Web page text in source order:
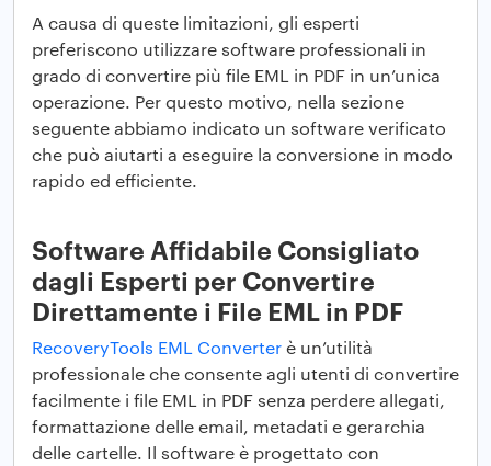
A causa di queste limitazioni, gli esperti
preferiscono utilizzare software professionali in
grado di convertire più file EML in PDF in un’unica
operazione. Per questo motivo, nella sezione
seguente abbiamo indicato un software verificato
che può aiutarti a eseguire la conversione in modo
rapido ed efficiente.
Software Affidabile Consigliato
dagli Esperti per Convertire
Direttamente i File EML in PDF
RecoveryTools EML Converterè un’utilità
professionale che consente agli utenti di convertire
facilmente i file EML in PDF senza perdere allegati,
formattazione delle email, metadati e gerarchia
delle cartelle. Il software è progettato con